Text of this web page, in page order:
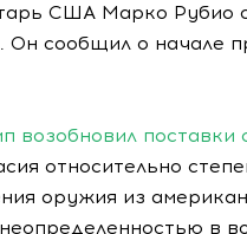
США Марко Рубио
Он сообщил о начале
возобновил поставки
относительно
оружия из
в